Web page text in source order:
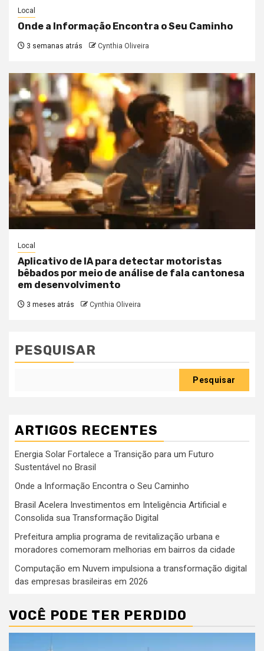
Local
Onde a Informação Encontra o Seu Caminho
3 semanas atrás Cynthia Oliveira
Local
Aplicativo de IA para detectar motoristas
bêbados por meio de análise de fala cantonesa
em desenvolvimento
3 meses atrás Cynthia Oliveira
PESQUISAR
Pesquisar
ARTIGOS RECENTES
Energia Solar Fortalece a Transição para um Futuro
Sustentável no Brasil
Onde a Informação Encontra o Seu Caminho
Brasil Acelera Investimentos em Inteligência Artificial e
Consolida sua Transformação Digital
Prefeitura amplia programa de revitalização urbana e
moradores comemoram melhorias em bairros da cidade
Computação em Nuvem impulsiona a transformação digital
das empresas brasileiras em 2026
VOCÊ PODE TER PERDIDO